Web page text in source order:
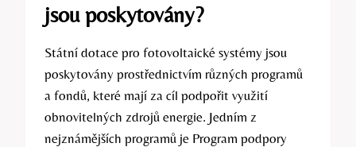
jsou poskytovány?
Státní dotace pro fotovoltaické systémy jsou
poskytovány prostřednictvím různých programů
a fondů, které mají za cíl podpořit využití
obnovitelných zdrojů energie. Jedním z
nejznámějších programů je Program podpory